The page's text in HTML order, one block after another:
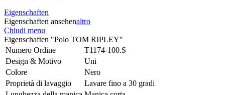
Eigenschaften
Eigenschaften ansehenaltro
Chiudi menu
Eigenschaften "Polo TOM RIPLEY"
Numero Ordine
T1174-100.S
Design & Motivo
Uni
Colore
Nero
Proprietà di lavaggio
Lavare fino a 30 gradi